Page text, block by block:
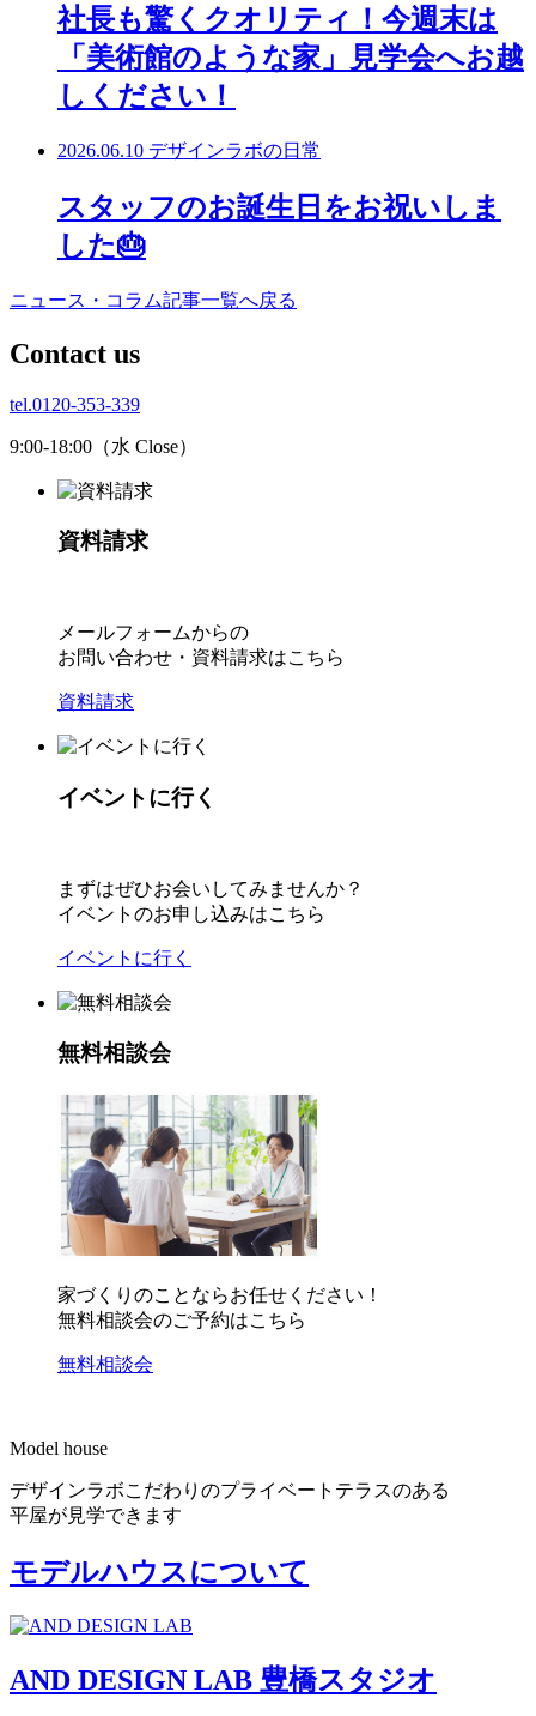
社長も驚くクオリティ！今週末は
「美術館のような家」見学会へお越
しください！
2026.06.10 デザインラボの日常
スタッフのお誕生日をお祝いしま
した🎂
ニュース・コラム記事一覧へ戻る
Contact us
tel.0120-353-339
9:00-18:00（水 Close）
資料請求
メールフォームからの
お問い合わせ・資料請求はこちら
資料請求
イベントに行く
まずはぜひお会いしてみませんか？
イベントのお申し込みはこちら
イベントに行く
無料相談会
家づくりのことならお任せください！
無料相談会のご予約はこちら
無料相談会
Model house
デザインラボこだわりのプライベートテラスのある
平屋が見学できます
モデルハウスについて
AND DESIGN LAB 豊橋スタジオ